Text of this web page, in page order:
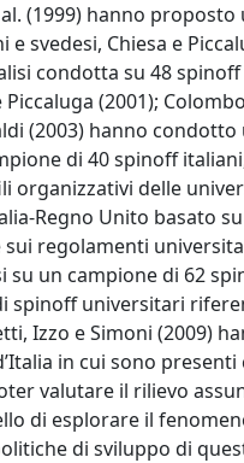
(1999) hanno
svedesi, Chiesa e
condotta su 48
(2001);
(2003) hanno
di 40 spinoff
organizzativi delle
Regno Unito basato
sui regolamenti
su un campione di 62
spinoff universitari
Izzo e Simoni (2009)
in cui sono
valutare il rilievo
di esplorare il
di sviluppo di